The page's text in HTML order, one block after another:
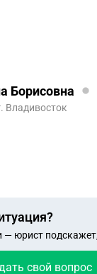
Борисовна
Владивосток
— юрист
свой вопрос